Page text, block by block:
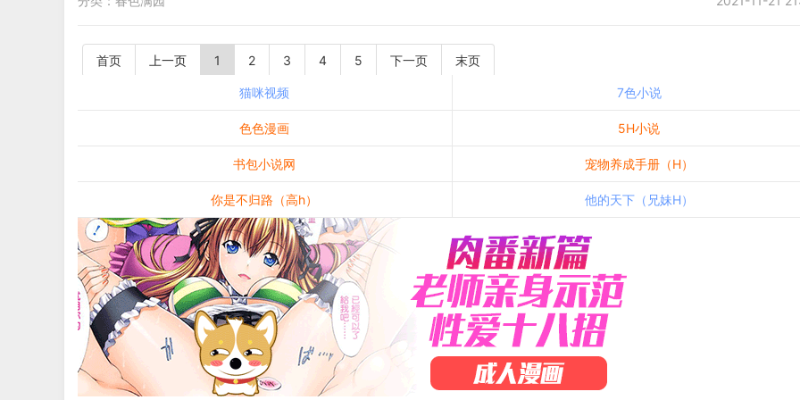
首页 上一页 1 2 3 4 5 下一页 末页
猫咪视频 7色小说
色色漫画 5H小说
书包小说网 宠物养成手册（H）
你是不归路（高h） 他的天下（兄妹H）